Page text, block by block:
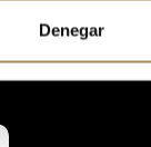
Denegar